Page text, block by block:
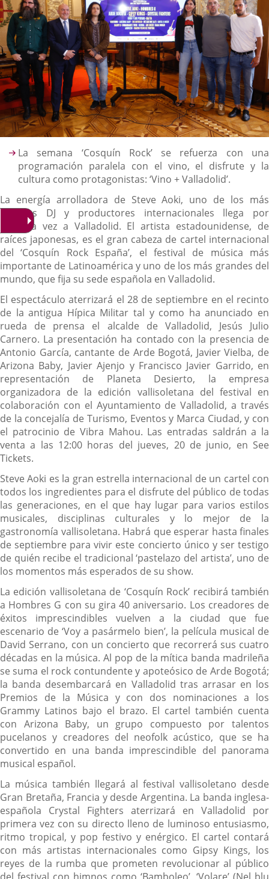
Descripción
La semana ‘Cosquín Rock’ se refuerza con una
programación paralela con el vino, el disfrute y la
cultura como protagonistas: ‘Vino + Valladolid’.
La energía arrolladora de Steve Aoki, uno de los más
grandes DJ y productores internacionales llega por
primera vez a Valladolid. El artista estadounidense, de
raíces japonesas, es el gran cabeza de cartel internacional
del ‘Cosquín Rock España’, el festival de música más
importante de Latinoamérica y uno de los más grandes del
mundo, que fija su sede española en Valladolid.
El espectáculo aterrizará el 28 de septiembre en el recinto
de la antigua Hípica Militar tal y como ha anunciado en
rueda de prensa el alcalde de Valladolid, Jesús Julio
Carnero. La presentación ha contado con la presencia de
Antonio García, cantante de Arde Bogotá, Javier Vielba, de
Arizona Baby, Javier Ajenjo y Francisco Javier Garrido, en
representación de Planeta Desierto, la empresa
organizadora de la edición vallisoletana del festival en
colaboración con el Ayuntamiento de Valladolid, a través
de la concejalía de Turismo, Eventos y Marca Ciudad, y con
el patrocinio de Vibra Mahou. Las entradas saldrán a la
venta a las 12:00 horas del jueves, 20 de junio, en See
Tickets.
Steve Aoki es la gran estrella internacional de un cartel con
todos los ingredientes para el disfrute del público de todas
las generaciones, en el que hay lugar para varios estilos
musicales, disciplinas culturales y lo mejor de la
gastronomía vallisoletana. Habrá que esperar hasta finales
de septiembre para vivir este concierto único y ser testigo
de quién recibe el tradicional ‘pastelazo del artista’, uno de
los momentos más esperados de su show.
La edición vallisoletana de ‘Cosquín Rock’ recibirá también
a Hombres G con su gira 40 aniversario. Los creadores de
éxitos imprescindibles vuelven a la ciudad que fue
escenario de ‘Voy a pasármelo bien’, la película musical de
David Serrano, con un concierto que recorrerá sus cuatro
décadas en la música. Al pop de la mítica banda madrileña
se suma el rock contundente y apoteósico de Arde Bogotá;
la banda desembarcará en Valladolid tras arrasar en los
Premios de la Música y con dos nominaciones a los
Grammy Latinos bajo el brazo. El cartel también cuenta
con Arizona Baby, un grupo compuesto por talentos
pucelanos y creadores del neofolk acústico, que se ha
convertido en una banda imprescindible del panorama
musical español.
La música también llegará al festival vallisoletano desde
Gran Bretaña, Francia y desde Argentina. La banda inglesa-
española Crystal Fighters aterrizará en Valladolid por
primera vez con su directo lleno de luminoso entusiasmo,
ritmo tropical, y pop festivo y enérgico. El cartel contará
con más artistas internacionales como Gipsy Kings, los
reyes de la rumba que prometen revolucionar al público
del festival con himnos como ‘Bamboleo’, ‘Volare’ (Nel blu